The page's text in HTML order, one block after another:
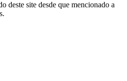
deste site desde que mencionado a